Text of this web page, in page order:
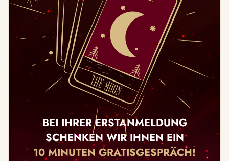
BEI IHRER ERSTANMELDUNG
SCHENKEN WIR IHNEN EIN
10 MINUTEN GRATISGESPRÄCH!